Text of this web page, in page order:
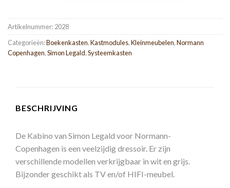
Artikelnummer:2028
Categorieën:Boekenkasten,Kastmodules,Kleinmeubelen,Normann
Copenhagen,Simon Legald,Systeemkasten
BESCHRIJVING
De Kabino van Simon Legald voor Normann-
Copenhagen is een veelzijdig dressoir. Er zijn
verschillende modellen verkrijgbaar in wit en grijs.
Bijzonder geschikt als TV en/of HIFI-meubel.